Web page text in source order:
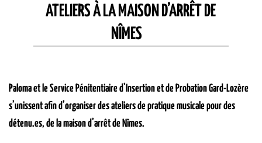
ATELIERS À LA MAISON D’ARRÊT DE
NÎMES
Paloma et le Service Pénitentiaire d’Insertion et de Probation Gard-Lozère
s’unissent afin d’organiser des ateliers de pratique musicale pour des
détenu.es, de la maison d’arrêt de Nîmes.